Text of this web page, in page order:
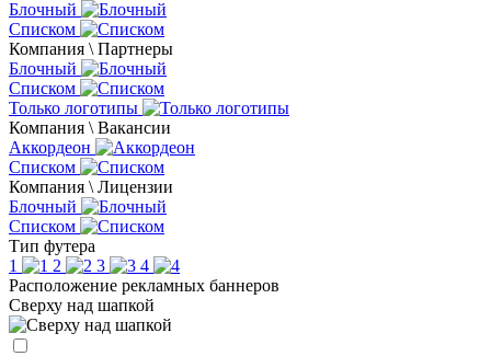
Блочный
Списком
Компания \ Партнеры
Блочный
Списком
Только логотипы
Компания \ Вакансии
Аккордеон
Списком
Компания \ Лицензии
Блочный
Списком
Тип футера
1
2 3
4
Расположение рекламных баннеров
Сверху над шапкой